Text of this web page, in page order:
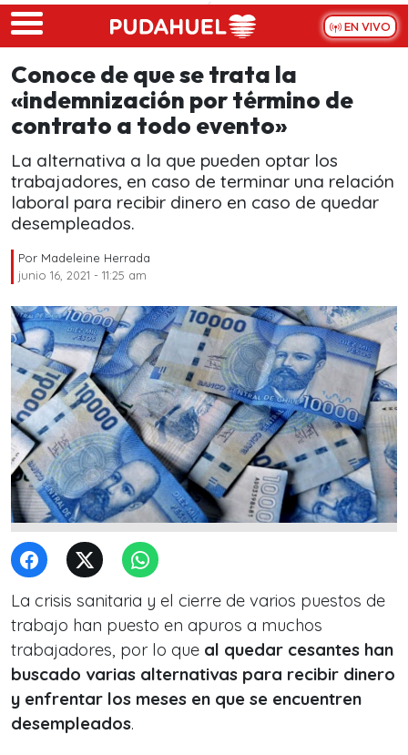
Skip to main content
EN VIVO
Conoce de que se trata la
«indemnización por término de
contrato a todo evento»
La alternativa a la que pueden optar los
trabajadores, en caso de terminar una relación
laboral para recibir dinero en caso de quedar
desempleados.
Por Madeleine Herrada
junio 16, 2021 - 11:25 am
La crisis sanitaria y el cierre de varios puestos de
trabajo han puesto en apuros a muchos
trabajadores, por lo que al quedar cesantes han
buscado varias alternativas para recibir dinero
y enfrentar los meses en que se encuentren
desempleados.